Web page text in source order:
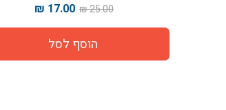
25.00 ₪
17.00 ₪